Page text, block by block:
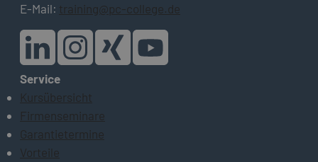
E-Mail: training@pc-college.de
Service
Kursübersicht
Firmenseminare
Garantietermine
Vorteile